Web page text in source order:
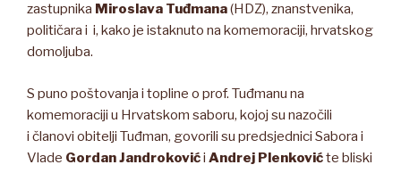
zastupnika Miroslava Tuđmana(HDZ), znanstvenika,
političara i i, kako je istaknuto na komemoraciji, hrvatskog
domoljuba.
S puno poštovanja i topline o prof. Tuđmanu na
komemoraciji u Hrvatskom saboru, kojoj su nazočili
i članovi obitelji Tuđman, govorili su predsjednici Sabora i
Vlade Gordan Jandrokovići Andrej Plenkovićte bliski